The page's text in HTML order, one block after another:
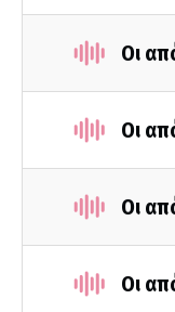
Οι
Οι
Οι
Οι